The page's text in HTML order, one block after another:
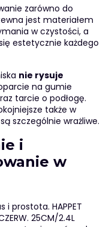
zarówno do
jest materiałem
w czystości, a
estetycznie każdego
nie rysuje
na gumie
tarcie o podłogę.
także w
szczególnie wrażliwe.
i
w
prostota. HAPPET
25CM/2.4L